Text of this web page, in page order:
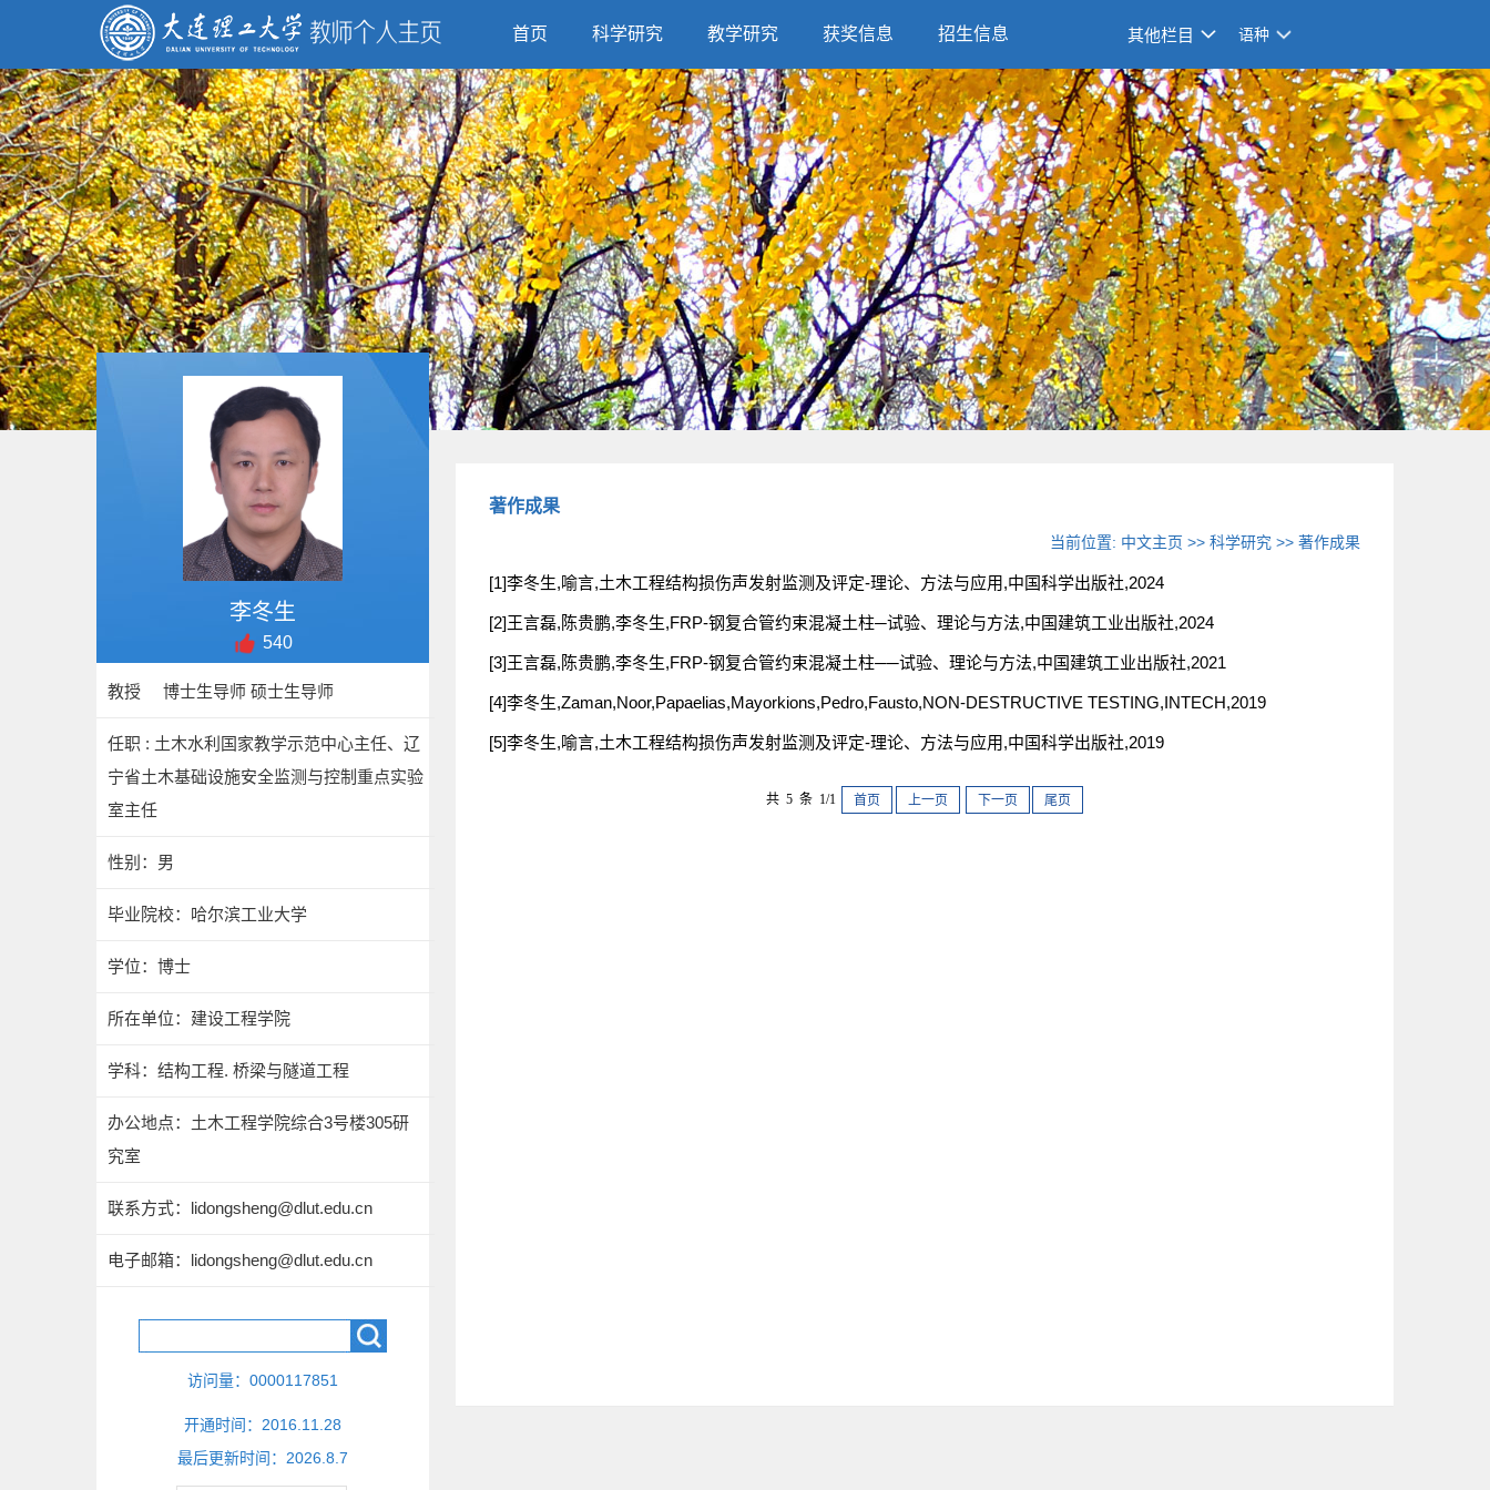
首页 科学研究 教学研究 获奖信息 招生信息 其他栏目 语种
李冬生
540
教授 博士生导师 硕士生导师
任职 : 土木水利国家教学示范中心主任、辽
宁省土木基础设施安全监测与控制重点实验
室主任
性别：男
毕业院校：哈尔滨工业大学
学位：博士
所在单位：建设工程学院
学科：结构工程. 桥梁与隧道工程
办公地点：土木工程学院综合3号楼305研
究室
联系方式： lidongsheng@dlut.edu.cn
电子邮箱： lidongsheng@dlut.edu.cn
访问量： 0000117851
开通时间： 2016 11 28
最后更新时间： 2026 8 7
著作成果
当前位置: 中文主页 >>科学研究 >>著作成果
[1]李冬生,喻言,土木工程结构损伤声发射监测及评定-理论、方法与应用,中国科学出版社,2024
[2]王言磊,陈贵鹏,李冬生,FRP-钢复合管约束混凝土柱─试验、理论与方法,中国建筑工业出版社,2024
[3]王言磊,陈贵鹏,李冬生,FRP-钢复合管约束混凝土柱──试验、理论与方法,中国建筑工业出版社,2021
[4]李冬生,Zaman,Noor,Papaelias,Mayorkions,Pedro,Fausto,NON-DESTRUCTIVE TESTING,INTECH,2019
[5]李冬生,喻言,土木工程结构损伤声发射监测及评定-理论、方法与应用,中国科学出版社,2019
共 5 条 1/1 首页 上一页 下一页 尾页